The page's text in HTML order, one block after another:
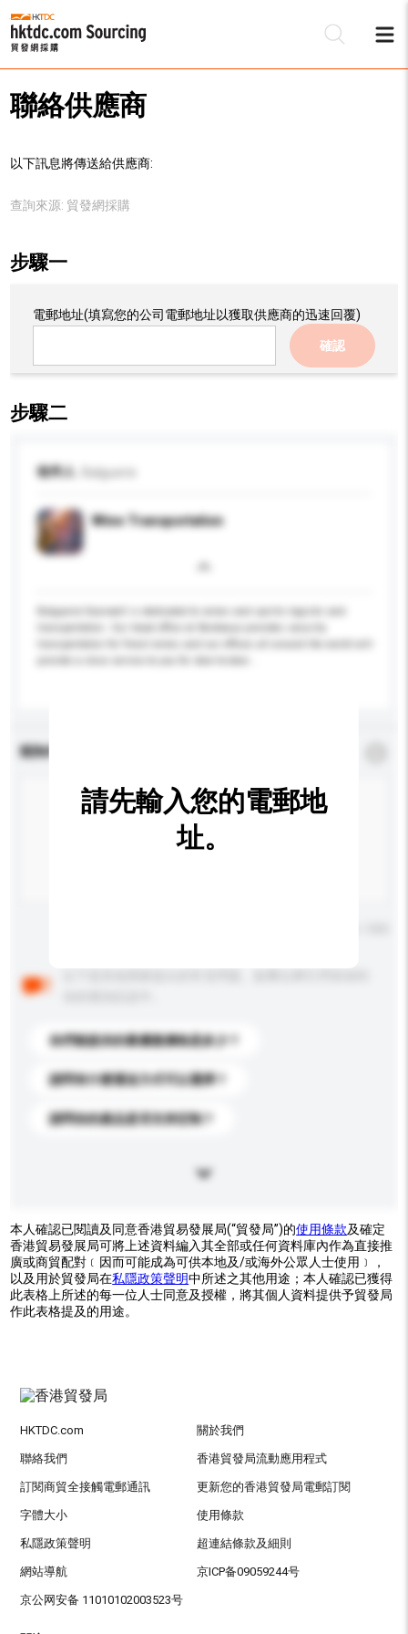
聯絡供應商
以下訊息將傳送給供應商:
查詢來源: 貿發網採購
步驟一
電郵地址(填寫您的公司電郵地址以獲取供應商的迅速回覆)
確認
步驟二
收件人
Wine Transportation
查詢內容
你們能提供的最優惠價格是多少？
請問有什麼運送方式可以選擇？
請問你的產品是否支持定制？
請先輸入您的電郵地
址。
本人確認已閱讀及同意香港貿易發展局(“貿發局”)的使用條款及確定
香港貿易發展局可將上述資料編入其全部或任何資料庫內作為直接推
廣或商貿配對﹝因而可能成為可供本地及/或海外公眾人士使用﹞，
以及用於貿發局在私隱政策聲明中所述之其他用途；本人確認已獲得
此表格上所述的每一位人士同意及授權，將其個人資料提供予貿發局
作此表格提及的用途。
HKTDC.com 關於我們
聯絡我們 香港貿發局流動應用程式
訂閱商貿全接觸電郵通訊 更新您的香港貿發局電郵訂閱
字體大小 使用條款
私隱政策聲明 超連結條款及細則
網站導航 京ICP备09059244号
京公网安备 11010102003523号